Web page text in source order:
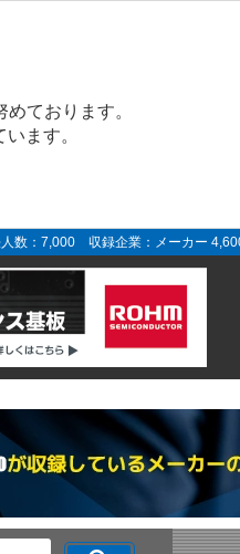
ております。
ます。
数：7,000 収録企業：メーカー